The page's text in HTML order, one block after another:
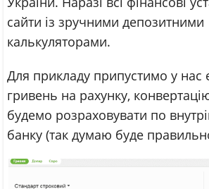
сайти із зручними депозитними
калькуляторами.
Для прикладу припустимо у нас
гривень на рахунку,
будемо розраховувати по
банку (так думаю буде